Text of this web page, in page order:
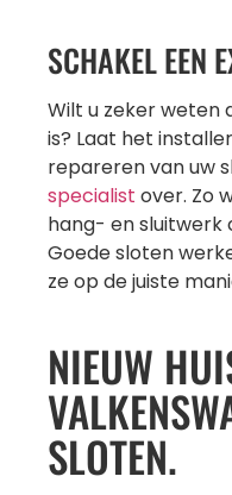
SCHAKEL EEN
Wilt u zeker weten
is? Laat het
repareren van uw
specialist over. Zo
hang- en sluitwerk
Goede sloten
ze op de juiste
NIEUW
SLOTEN.